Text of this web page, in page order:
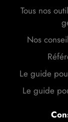
Tous nos
Nos
Le guide
Le guide